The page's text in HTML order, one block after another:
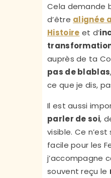
Cela demande
d’être alignée
Histoire et d’
auprès de ta
pas de blablas
ce que je dis,
Il est aussi
parler de soi,
visible. Ce
facile pour les
j’accompagne
souvent reçu le